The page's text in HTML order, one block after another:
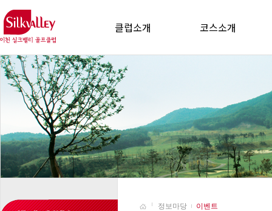
클럽소개 코스소개
정보마당 이벤트